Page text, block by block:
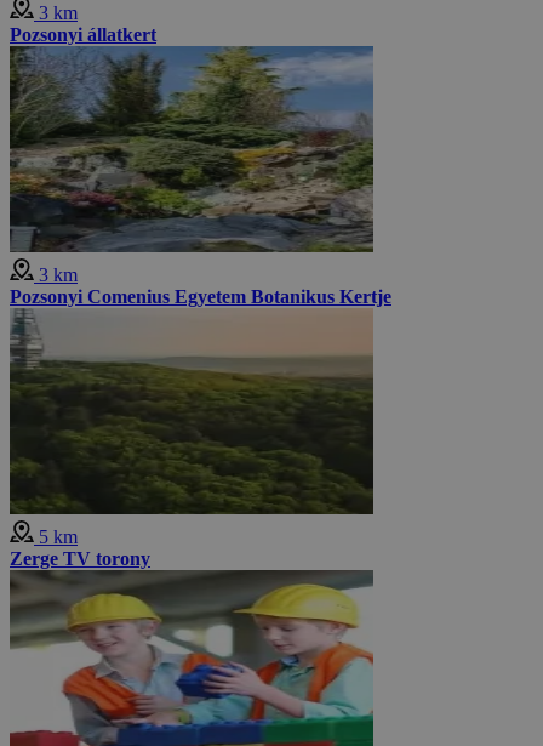
3 km
Pozsonyi állatkert
3 km
Pozsonyi Comenius Egyetem Botanikus Kertje
5 km
Zerge TV torony